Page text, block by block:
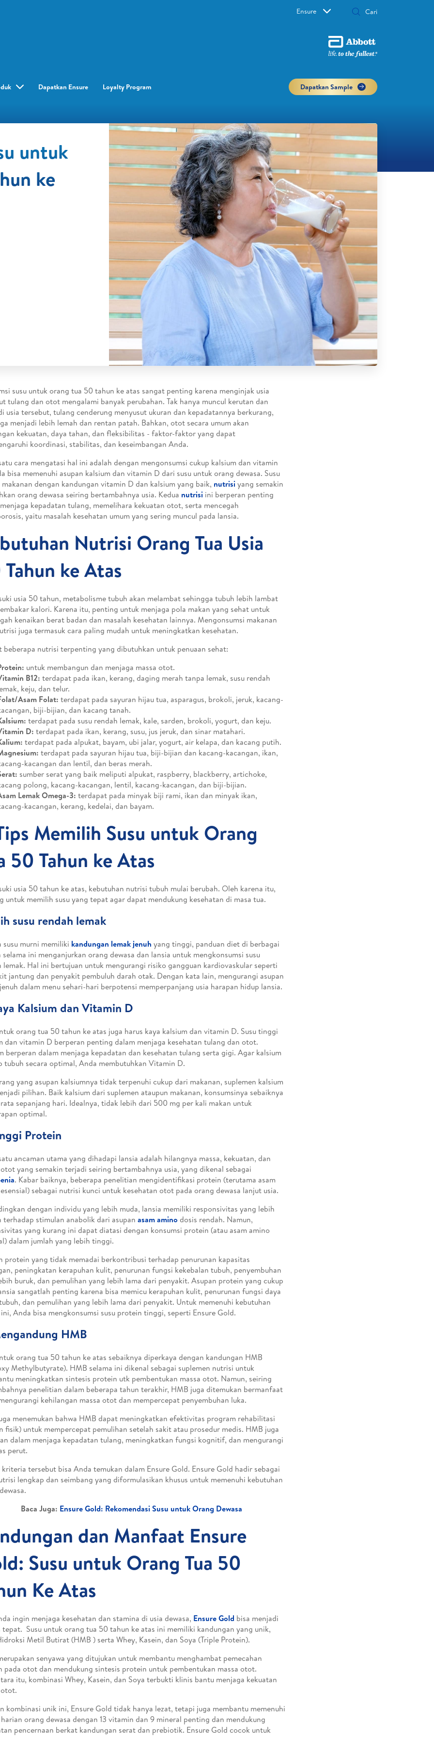
Ensure
Dapatkan Ensure Loyalty Program​ Dapatkan Sample
untuk
ke
susu untuk orang tua 50 tahun ke atas sangat penting karena menginjak usia
tulang dan otot mengalami banyak perubahan. Tak hanya muncul kerutan dan
usia tersebut, tulang cenderung menyusut ukuran dan kepadatannya berkurang,
menjadi lebih lemah dan rentan patah. Bahkan, otot secara umum akan
kekuatan, daya tahan, dan fleksibilitas - faktor-faktor yang dapat
koordinasi, stabilitas, dan keseimbangan Anda.
cara mengatasi hal ini adalah dengan mengonsumsi cukup kalsium dan vitamin
bisa memenuhi asupan kalsium dan vitamin D dari susu untuk orang dewasa. Susu
makanan dengan kandungan vitamin D dan kalsium yang baik, nutrisiyang semakin
orang dewasa seiring bertambahnya usia. Kedua nutrisi ini berperan penting
kepadatan tulang, memelihara kekuatan otot, serta mencegah
yaitu masalah kesehatan umum yang sering muncul pada lansia.
Nutrisi Orang Tua Usia
ke Atas
usia 50 tahun, metabolisme tubuh akan melambat sehingga tubuh lebih lambat
kalori. Karena itu, penting untuk menjaga pola makan yang sehat untuk
kenaikan berat badan dan masalah kesehatan lainnya. Mengonsumsi makanan
juga termasuk cara paling mudah untuk meningkatkan kesehatan.
beberapa nutrisi terpenting yang dibutuhkan untuk penuaan sehat:
untuk membangun dan menjaga massa otot.
B12: terdapat pada ikan, kerang, daging merah tanpa lemak, susu rendah
keju, dan telur.
Asam Folat: terdapat pada sayuran hijau tua, asparagus, brokoli, jeruk, kacang-
biji-bijian, dan kacang tanah.
terdapat pada susu rendah lemak, kale, sarden, brokoli, yogurt, dan keju.
D: terdapat pada ikan, kerang, susu, jus jeruk, dan sinar matahari.
terdapat pada alpukat, bayam, ubi jalar, yogurt, air kelapa, dan kacang putih.
terdapat pada sayuran hijau tua, biji-bijian dan kacang-kacangan, ikan,
kacangan dan lentil, dan beras merah.
sumber serat yang baik meliputi alpukat, raspberry, blackberry, artichoke,
polong, kacang-kacangan, lentil, kacang-kacangan, dan biji-bijian.
Lemak Omega-3: terdapat pada minyak biji rami, ikan dan minyak ikan,
kacangan, kerang, kedelai, dan bayam.
Memilih Susu untuk Orang
50 Tahun ke Atas
usia 50 tahun ke atas, kebutuhan nutrisi tubuh mulai berubah. Oleh karena itu,
untuk memilih susu yang tepat agar dapat mendukung kesehatan di masa tua.
susu rendah lemak
susu murni memiliki kandungan lemak jenuh yang tinggi, panduan diet di berbagai
selama ini menganjurkan orang dewasa dan lansia untuk mengkonsumsi susu
lemak. Hal ini bertujuan untuk mengurangi risiko gangguan kardiovaskular seperti
jantung dan penyakit pembuluh darah otak. Dengan kata lain, mengurangi asupan
dalam menu sehari-hari berpotensi memperpanjang usia harapan hidup lansia.
Kalsium dan Vitamin D
orang tua 50 tahun ke atas juga harus kaya kalsium dan vitamin D. Susu tinggi
dan vitamin D berperan penting dalam menjaga kesehatan tulang dan otot.
berperan dalam menjaga kepadatan dan kesehatan tulang serta gigi. Agar kalsium
tubuh secara optimal, Anda membutuhkan Vitamin D.
yang asupan kalsiumnya tidak terpenuhi cukup dari makanan, suplemen kalsium
pilihan. Baik kalsium dari suplemen ataupun makanan, konsumsinya sebaiknya
sepanjang hari. Idealnya, tidak lebih dari 500 mg per kali makan untuk
optimal.
Protein
ancaman utama yang dihadapi lansia adalah hilangnya massa, kekuatan, dan
yang semakin terjadi seiring bertambahnya usia, yang dikenal sebagai
. Kabar baiknya, beberapa penelitian mengidentifikasi protein (terutama asam
sebagai nutrisi kunci untuk kesehatan otot pada orang dewasa lanjut usia.
dengan individu yang lebih muda, lansia memiliki responsivitas yang lebih
terhadap stimulan anabolik dari asupan asam amino dosis rendah. Namun,
yang kurang ini dapat diatasi dengan konsumsi protein (atau asam amino
dalam jumlah yang lebih tinggi.
protein yang tidak memadai berkontribusi terhadap penurunan kapasitas
peningkatan kerapuhan kulit, penurunan fungsi kekebalan tubuh, penyembuhan
buruk, dan pemulihan yang lebih lama dari penyakit. Asupan protein yang cukup
sangatlah penting karena bisa memicu kerapuhan kulit, penurunan fungsi daya
dan pemulihan yang lebih lama dari penyakit. Untuk memenuhi kebutuhan
Anda bisa mengkonsumsi susu protein tinggi, seperti Ensure Gold.
HMB
orang tua 50 tahun ke atas sebaiknya diperkaya dengan kandungan HMB
Methylbutyrate). HMB selama ini dikenal sebagai suplemen nutrisi untuk
meningkatkan sintesis protein utk pembentukan massa otot. Namun, seiring
penelitian dalam beberapa tahun terakhir, HMB juga ditemukan bermanfaat
kehilangan massa otot dan mempercepat penyembuhan luka.
menemukan bahwa HMB dapat meningkatkan efektivitas program rehabilitasi
fisik) untuk mempercepat pemulihan setelah sakit atau prosedur medis. HMB juga
dalam menjaga kepadatan tulang, meningkatkan fungsi kognitif, dan mengurangi
perut.
kriteria tersebut bisa Anda temukan dalam Ensure Gold. Ensure Gold hadir sebagai
lengkap dan seimbang yang diformulasikan khusus untuk memenuhi kebutuhan
Baca Juga: Ensure Gold: Rekomendasi Susu untuk Orang Dewasa
dan Manfaat Ensure
Susu untuk Orang Tua 50
Ke Atas
ingin menjaga kesehatan dan stamina di usia dewasa, Ensure Gold bisa menjadi
tepat. Susu untuk orang tua 50 tahun ke atas ini memiliki kandungan yang unik,
Metil Butirat (HMB ) serta Whey, Kasein, dan Soya (Triple Protein).
senyawa yang ditujukan untuk membantu menghambat pemecahan
pada otot dan mendukung sintesis protein untuk pembentukan massa otot.
itu, kombinasi Whey, Kasein, dan Soya terbukti klinis bantu menjaga kekuatan
otot.
kombinasi unik ini, Ensure Gold tidak hanya lezat, tetapi juga membantu memenuhi
orang dewasa dengan 13 vitamin dan 9 mineral penting dan mendukung
pencernaan berkat kandungan serat dan prebiotik. Ensure Gold cocok untuk